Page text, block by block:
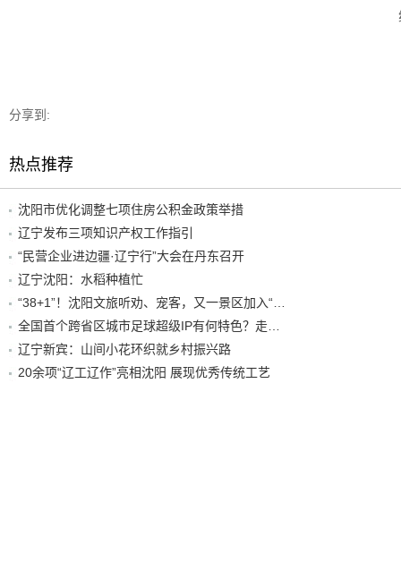
分享到:
热点推荐
沈阳市优化调整七项住房公积金政策举措
辽宁发布三项知识产权工作指引
“民营企业进边疆·辽宁行”大会在丹东召开
辽宁沈阳：水稻种植忙
辽宁新宾：山间小花环织就乡村振兴路
20余项“辽工辽作”亮相沈阳 展现优秀传统工艺